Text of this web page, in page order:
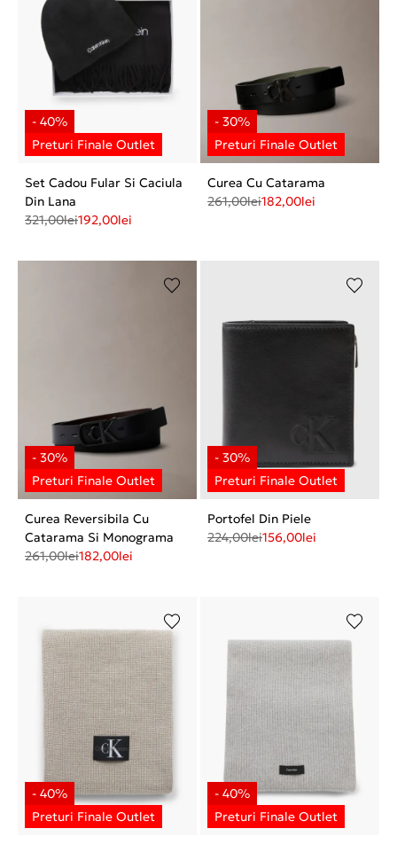
Set Cadou Fular Si Caciula
Din Lana
321,00lei192,00lei
Curea Cu Catarama
261,00lei182,00lei
Curea Reversibila Cu
Catarama Si Monograma
261,00lei182,00lei
Portofel Din Piele
224,00lei156,00lei